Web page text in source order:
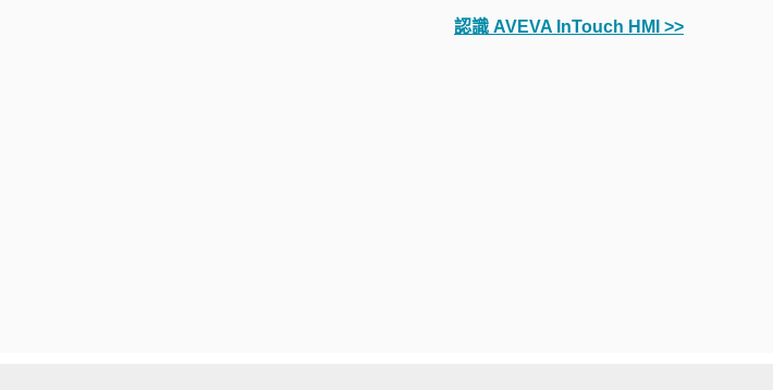
認識 AVEVA InTouch HMI >>